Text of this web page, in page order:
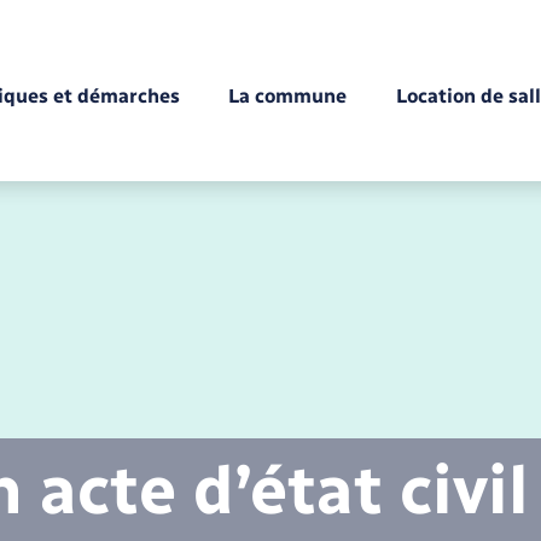
et démarches
Mariage – PACS
La commune Location de
acte d’état civil